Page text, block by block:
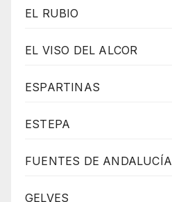
EL RUBIO
EL VISO DEL ALCOR
ESPARTINAS
ESTEPA
FUENTES DE ANDALUCÍA
GELVES